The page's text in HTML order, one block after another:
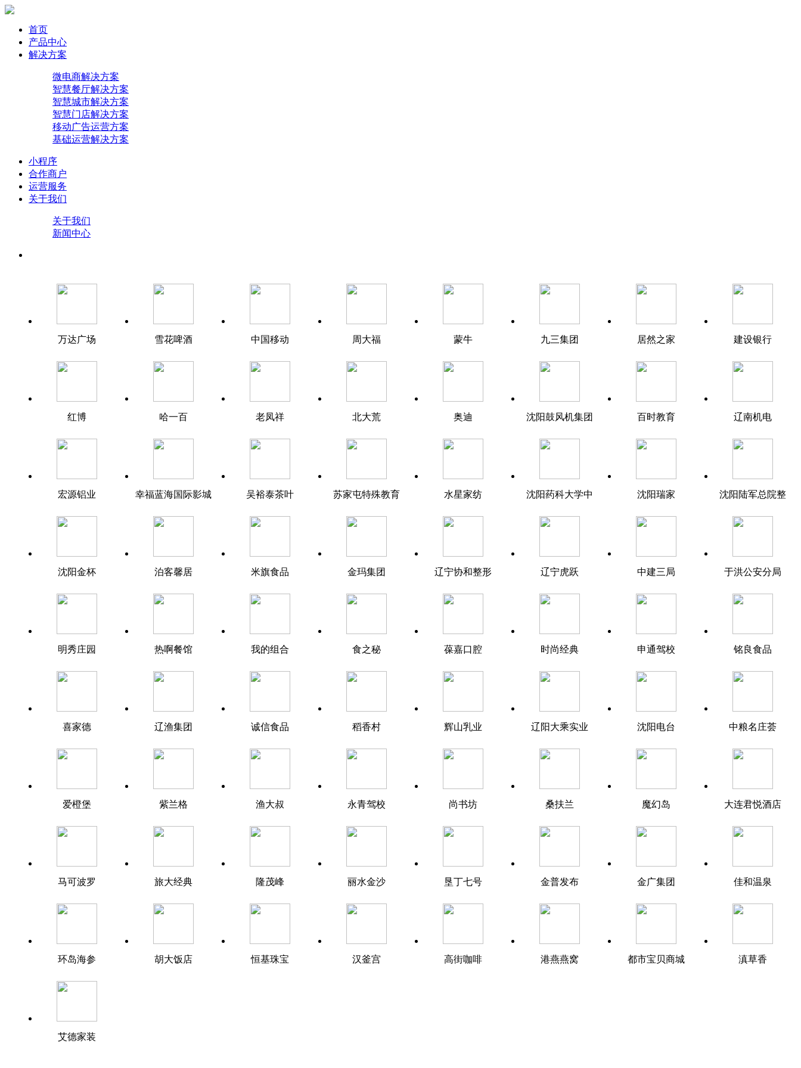
首页
产品中心
解决方案
微电商解决方案
智慧餐厅解决方案
智慧城市解决方案
智慧门店解决方案
移动广告运营方案
基础运营解决方案
小程序
合作商户
运营服务
关于我们
关于我们
新闻中心
万达广场 雪花啤酒 中国移动 周大福 蒙牛 九三集团 居然之家 建设银行
红博 哈一百 老凤祥 北大荒 奥迪 沈阳鼓风机集团 百时教育 辽南机电
宏源铝业 幸福蓝海国际影城 吴裕泰茶叶 苏家屯特殊教育 水星家纺 沈阳药科大学中 沈阳瑞家 沈阳陆军总院整
沈阳金杯 泊客馨居 米旗食品 金玛集团 辽宁协和整形 辽宁虎跃 中建三局 于洪公安分局
明秀庄园 热啊餐馆 我的组合 食之秘 葆嘉口腔 时尚经典 申通驾校 铭良食品
喜家德 辽渔集团 诚信食品 稻香村 辉山乳业 辽阳大乘实业 沈阳电台 中粮名庄荟
爱橙堡 紫兰格 渔大叔 永青驾校 尚书坊 桑扶兰 魔幻岛 大连君悦酒店
马可波罗 旅大经典 隆茂峰 丽水金沙 垦丁七号 金普发布 金广集团 佳和温泉
环岛海参 胡大饭店 恒基珠宝 汉釜宫 高街咖啡 港燕燕窝 都市宝贝商城 滇草香
艾德家装